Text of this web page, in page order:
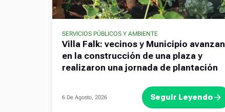
SERVICIOS PÚBLICOS Y AMBIENTE
Villa Falk: vecinos y Municipio avanzan
en la construcción de una plaza y
realizaron una jornada de plantación
6 De Agosto, 2026 Seguir Leyendo